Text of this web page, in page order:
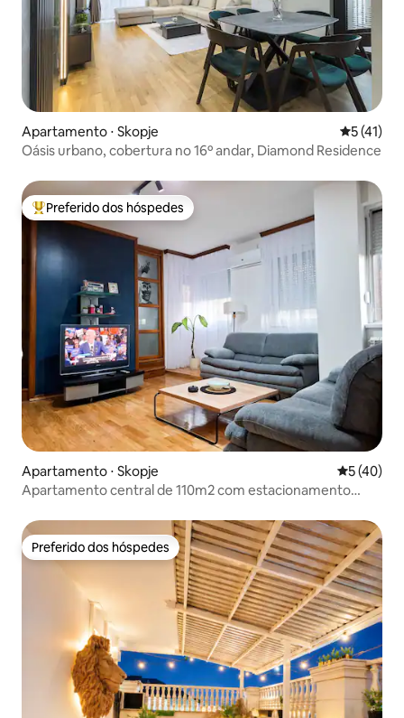
Apartamento ⋅ Skopje 5 de uma
5 (41)
Oásis urbano, cobertura no 16º andar, Diamond Residence
Entre os melhores preferidos dos hóspedes
Preferido dos hóspedes
Apartamento ⋅ Skopje 5 de uma
5 (40)
Apartamento central de 110m2 com estacionamento
Preferido dos hóspedes
Preferido dos hóspedes